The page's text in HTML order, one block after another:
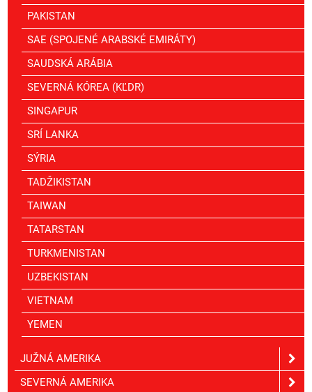
PAKISTAN
SAE (SPOJENÉ ARABSKÉ EMIRÁTY)
SAUDSKÁ ARÁBIA
SEVERNÁ KÓREA (KĽDR)
SINGAPUR
SRÍ LANKA
SÝRIA
TADŽIKISTAN
TAIWAN
TATARSTAN
TURKMENISTAN
UZBEKISTAN
VIETNAM
YEMEN
JUŽNÁ AMERIKA
SEVERNÁ AMERIKA